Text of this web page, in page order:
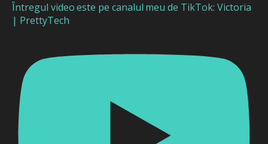
Întregul video este pe canalul meu de TikTok: Victoria
| PrettyTech